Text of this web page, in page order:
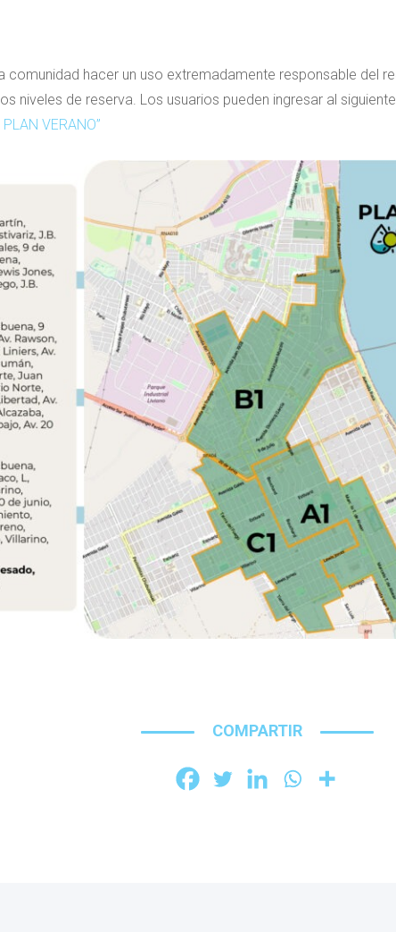
comunidad hacer un uso extremadamente responsable del
niveles de reserva. Los usuarios pueden ingresar al
VERANO”
COMPARTIR